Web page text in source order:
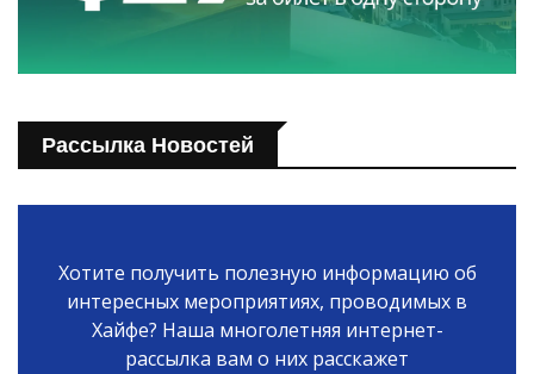
Рассылка Новостей
Хотите получить полезную информацию об
интересных мероприятиях, проводимых в
Хайфе? Наша многолетняя интернет-
рассылка вам о них расскажет